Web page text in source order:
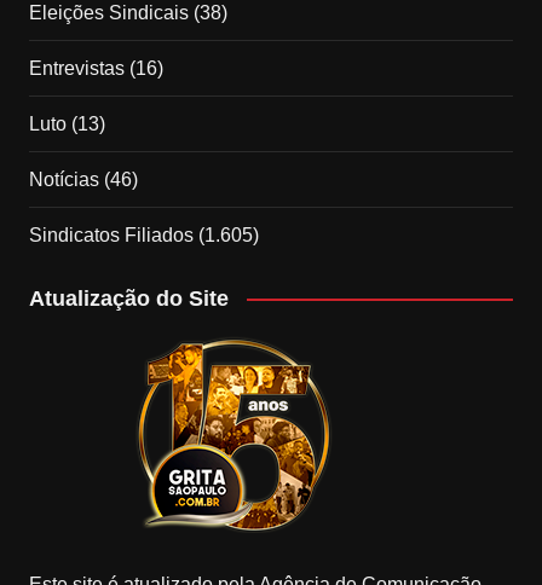
Eleições Sindicais(38)
Entrevistas(16)
Luto(13)
Notícias(46)
Sindicatos Filiados(1.605)
Atualização do Site